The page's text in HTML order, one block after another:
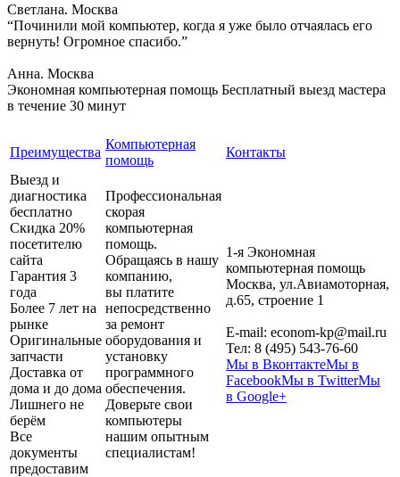
Светлана. Москва
“Починили мой компьютер, когда я уже было отчаялась его
вернуть! Огромное спасибо.”
Анна. Москва
Экономная компьютерная помощь Бесплатный выезд мастера
в течение 30 минут
Преимущества
Компьютерная
помощь
Контакты
Выезд и
диагностика
бесплатно
Скидка 20%
посетителю
сайта
Гарантия 3
года
Более 7 лет на
рынке
Оригинальные
запчасти
Доставка от
дома и до дома
Лишнего не
берём
Все
документы
предоставим
Профессиональная
скорая
компьютерная
помощь.
Обращаясь в нашу
компанию,
вы платите
непосредственно
за ремонт
оборудования и
установку
программного
обеспечения.
Доверьте свои
компьютеры
нашим опытным
специалистам!
1-я Экономная
компьютерная помощь
Москва, ул.Авиамоторная,
д.65, строение 1
E-mail: econom-kp@mail.ru
Тел: 8 (495) 543-76-60
Мы в ВконтактеМы в
FacebookМы в TwitterМы
в Google+